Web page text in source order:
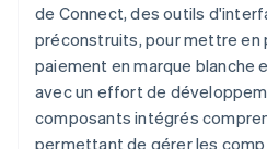
de Connect, des outils
préconstruits, pour mettre en
paiement en marque blanche
avec un effort de
composants intégrés
permettant de gérer les